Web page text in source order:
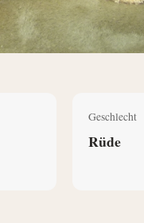
Geschlecht
Rüde